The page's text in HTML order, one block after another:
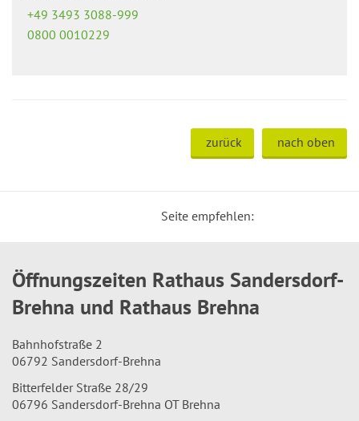
+49 3493 3088-999
0800 0010229
zurück nach oben
Seite empfehlen:
Öffnungszeiten Rathaus Sandersdorf-
Brehna und Rathaus Brehna
Bahnhofstraße 2
06792 Sandersdorf-Brehna
Bitterfelder Straße 28/29
06796 Sandersdorf-Brehna OT Brehna